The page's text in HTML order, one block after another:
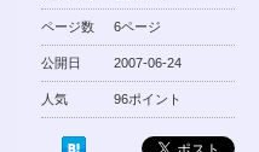
ページ数 6ページ
公開日 2007-06-24
人気 96ポイント